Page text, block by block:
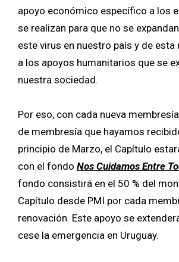
apoyo económico específico a los
se realizan para que no se
este virus en nuestro país y de esta
a los apoyos humanitarios que se
nuestra sociedad.
Por eso, con cada nueva
de membresía que hayamos
principio de Marzo, el Capítulo
con el fondo Nos Cuidamos Entre
fondo consistirá en el 50 % del
Capítulo desde PMI por cada
renovación. Este apoyo se
cese la emergencia en Uruguay.